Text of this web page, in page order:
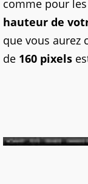
comme pour
hauteur de
que vous aurez
de 160 pixels